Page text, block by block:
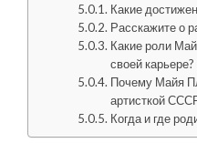
Какие
Расскажите о
Какие роли
своей карьере?
Почему Майя
артисткой
Когда и где